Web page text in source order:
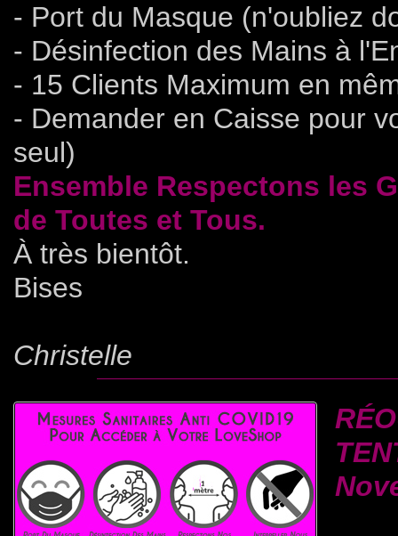
- Port du Masque (n'oubliez
- Désinfection des Mains à
- 15 Clients Maximum en
- Demander en Caisse pour
seul)
Ensemble Respectons les
de Toutes et Tous.
À très bientôt.
Bises
Christelle